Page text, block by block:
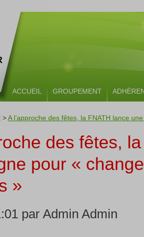
ACCUEIL GROUPEMENT
>A l’approche des fêtes, la FNATH lance
des fêtes,
pour «
»
par Admin Admin